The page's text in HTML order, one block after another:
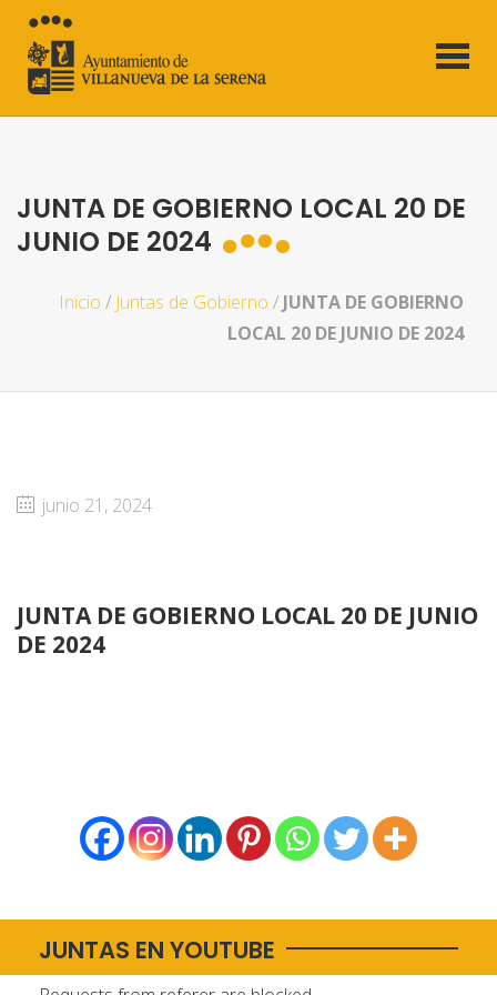
JUNTA DE GOBIERNO LOCAL 20 DE
JUNIO DE 2024
Inicio / Juntas de Gobierno / JUNTA DE GOBIERNO
LOCAL 20 DE JUNIO DE 2024
junio 21, 2024
JUNTA DE GOBIERNO LOCAL 20 DE JUNIO
DE 2024
JUNTAS EN YOUTUBE